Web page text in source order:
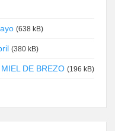
(638 kB)
(380 kB)
DE BREZO (196 kB)